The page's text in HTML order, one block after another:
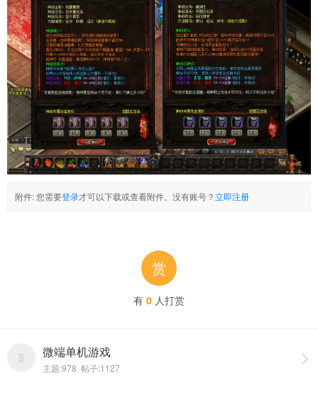
附件:您需要登录才可以下载或查看附件。没有账号？立即注册
赏
有 0 人打赏

微端单机游戏
主题:978 帖子:1127